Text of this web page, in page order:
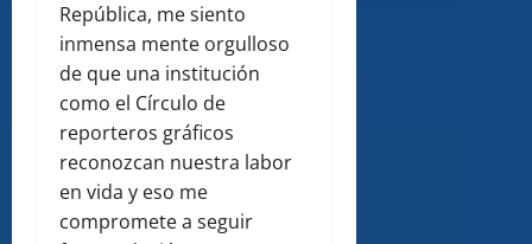
República, me siento
inmensa mente orgulloso
de que una institución
como el Círculo de
reporteros gráficos
reconozcan nuestra labor
en vida y eso me
compromete a seguir